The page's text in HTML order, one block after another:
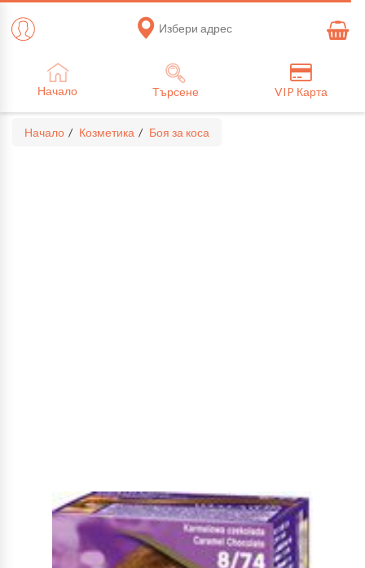
Избери адрес
Начало Търсене VIP Карта
Начало Козметика Боя за коса